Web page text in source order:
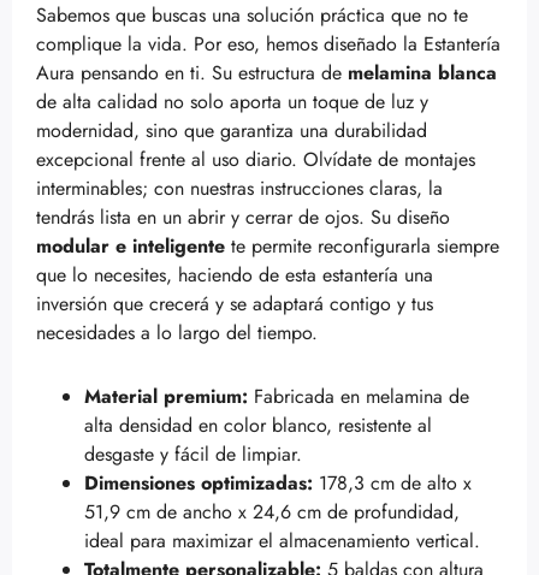
Sabemos que buscas una solución práctica que no te
complique la vida. Por eso, hemos diseñado la Estantería
Aura pensando en ti. Su estructura de melamina blanca
de alta calidad no solo aporta un toque de luz y
modernidad, sino que garantiza una durabilidad
excepcional frente al uso diario. Olvídate de montajes
interminables; con nuestras instrucciones claras, la
tendrás lista en un abrir y cerrar de ojos. Su diseño
modular e inteligente te permite reconfigurarla siempre
que lo necesites, haciendo de esta estantería una
inversión que crecerá y se adaptará contigo y tus
necesidades a lo largo del tiempo.
Material premium: Fabricada en melamina de
alta densidad en color blanco, resistente al
desgaste y fácil de limpiar.
Dimensiones optimizadas: 178,3 cm de alto x
51,9 cm de ancho x 24,6 cm de profundidad,
ideal para maximizar el almacenamiento vertical.